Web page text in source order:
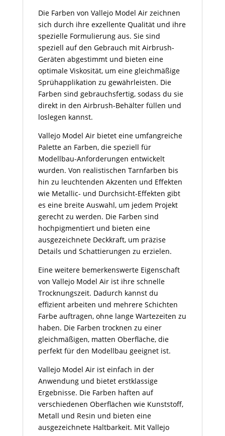
Die Farben von Vallejo Model Air zeichnen
sich durch ihre exzellente Qualität und ihre
spezielle Formulierung aus. Sie sind
speziell auf den Gebrauch mit Airbrush-
Geräten abgestimmt und bieten eine
optimale Viskosität, um eine gleichmäßige
Sprühapplikation zu gewährleisten. Die
Farben sind gebrauchsfertig, sodass du sie
direkt in den Airbrush-Behälter füllen und
loslegen kannst.
Vallejo Model Air bietet eine umfangreiche
Palette an Farben, die speziell für
Modellbau-Anforderungen entwickelt
wurden. Von realistischen Tarnfarben bis
hin zu leuchtenden Akzenten und Effekten
wie Metallic- und Durchsicht-Effekten gibt
es eine breite Auswahl, um jedem Projekt
gerecht zu werden. Die Farben sind
hochpigmentiert und bieten eine
ausgezeichnete Deckkraft, um präzise
Details und Schattierungen zu erzielen.
Eine weitere bemerkenswerte Eigenschaft
von Vallejo Model Air ist ihre schnelle
Trocknungszeit. Dadurch kannst du
effizient arbeiten und mehrere Schichten
Farbe auftragen, ohne lange Wartezeiten zu
haben. Die Farben trocknen zu einer
gleichmäßigen, matten Oberfläche, die
perfekt für den Modellbau geeignet ist.
Vallejo Model Air ist einfach in der
Anwendung und bietet erstklassige
Ergebnisse. Die Farben haften auf
verschiedenen Oberflächen wie Kunststoff,
Metall und Resin und bieten eine
ausgezeichnete Haltbarkeit. Mit Vallejo